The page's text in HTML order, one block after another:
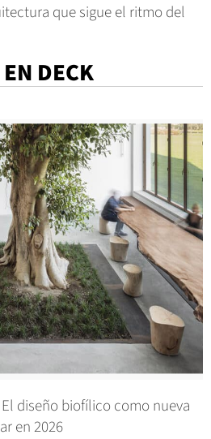
que sigue el ritmo del
DECK
El diseño biofílico como nueva
en 2026